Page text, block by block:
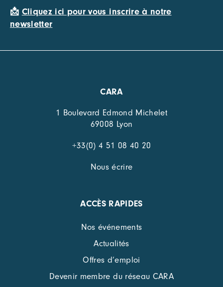
📩 Cliquez ici pour vous inscrire à notre
newsletter
CARA
1 Boulevard Edmond Michelet
69008 Lyon
+33(0) 4 51 08 40 20
Nous écrire
ACCÈS RAPIDES
Nos événements
Actualités
Offres d’emploi
Devenir membre du réseau CARA